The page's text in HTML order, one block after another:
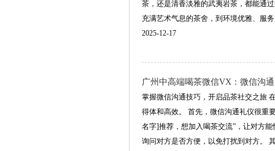
茶，还是清香淡雅的武夷岩茶，都能通
充满艺术气息的茶舍，到环境优雅、服
2025-12-17
广州中高端喝茶微信VX‌：微信沟
掌握微信沟通技巧，开启品茶社交之旅
得体和高效。 首先，微信沟通礼仪很重
名字]推荐，想加入喝茶交流”，让对方
询问对方是否方便，以免打扰到对方。